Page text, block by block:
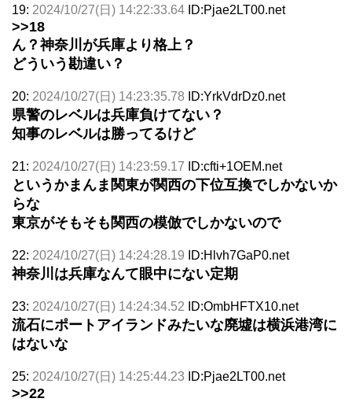
19: 2024/10/27(日) 14:22:33.64 ID:Pjae2LT00.net
>>18
ん？神奈川が兵庫より格上？
どういう勘違い？
20: 2024/10/27(日) 14:23:35.78 ID:YrkVdrDz0.net
県警のレベルは兵庫負けてない？
知事のレベルは勝ってるけど
21: 2024/10/27(日) 14:23:59.17 ID:cfti+1OEM.net
というかまんま関東が関西の下位互換でしかないか
らな
東京がそもそも関西の模倣でしかないので
22: 2024/10/27(日) 14:24:28.19 ID:Hlvh7GaP0.net
神奈川は兵庫なんて眼中にない定期
23: 2024/10/27(日) 14:24:34.52 ID:OmbHFTX10.net
流石にポートアイランドみたいな廃墟は横浜港湾に
はないな
25: 2024/10/27(日) 14:25:44.23 ID:Pjae2LT00.net
>>22